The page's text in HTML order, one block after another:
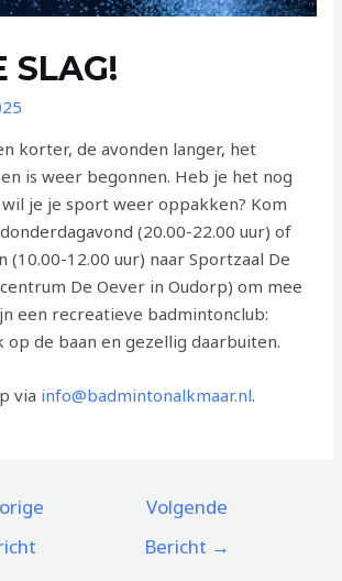
SLAG!
korter, de avonden langer, het
is weer begonnen. Heb je het nog
je je sport weer oppakken? Kom
(20.00-22.00 uur) of
(10.00-12.00 uur) naar Sportzaal De
De Oever in Oudorp) om mee
een recreatieve badmintonclub:
de baan en gezellig daarbuiten.
via info@badmintonalkmaar.nl.
Volgende
Bericht →